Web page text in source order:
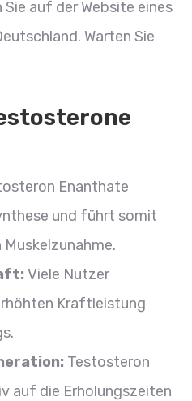
Sie auf der Website eines
Warten Sie
Enanthate
und führt somit
Viele Nutzer
Kraftleistung
Testosteron
auf die Erholungszeiten